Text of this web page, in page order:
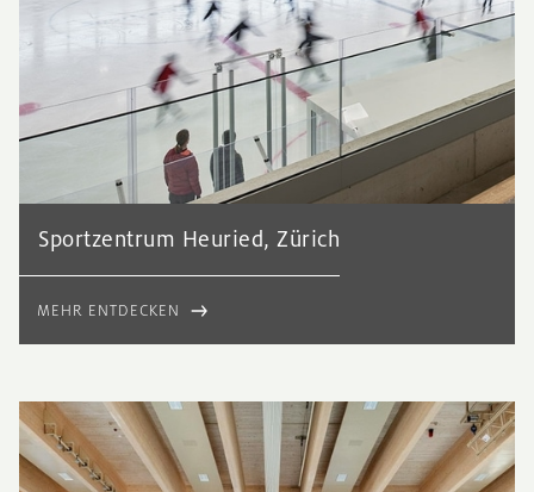
Sportzentrum Heuried, Zürich
MEHR ENTDECKEN